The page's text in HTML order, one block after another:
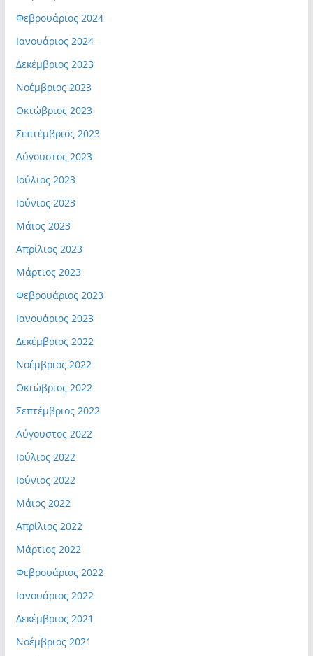
Φεβρουάριος 2024
Ιανουάριος 2024
Δεκέμβριος 2023
Νοέμβριος 2023
Οκτώβριος 2023
Σεπτέμβριος 2023
Αύγουστος 2023
Ιούλιος 2023
Ιούνιος 2023
Μάιος 2023
Απρίλιος 2023
Μάρτιος 2023
Φεβρουάριος 2023
Ιανουάριος 2023
Δεκέμβριος 2022
Νοέμβριος 2022
Οκτώβριος 2022
Σεπτέμβριος 2022
Αύγουστος 2022
Ιούλιος 2022
Ιούνιος 2022
Μάιος 2022
Απρίλιος 2022
Μάρτιος 2022
Φεβρουάριος 2022
Ιανουάριος 2022
Δεκέμβριος 2021
Νοέμβριος 2021